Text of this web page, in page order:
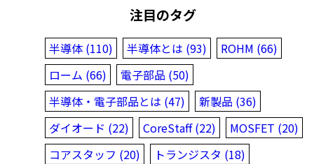
注目のタグ
半導体 (110) 半導体とは (93)
ROHM (66)
ローム (66)
電子部品 (50)
半導体・電子部品とは (47)
新製品 (36)
ダイオード (22)
CoreStaff (22)
MOSFET (20)
コアスタッフ (20)
トランジスタ (18)